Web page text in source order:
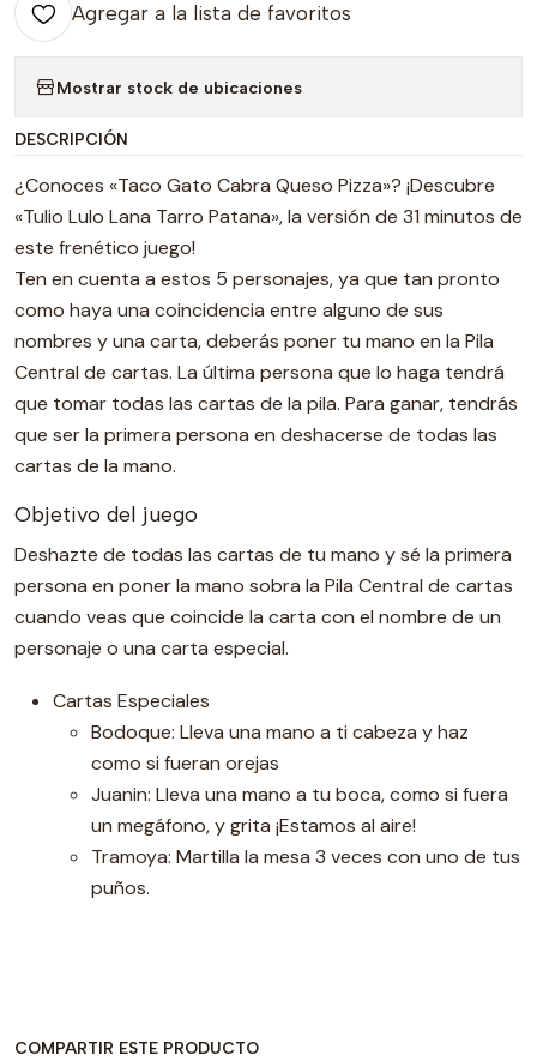
Agregar a la lista de favoritos
Mostrar stock de ubicaciones
DESCRIPCIÓN
¿Conoces «Taco Gato Cabra Queso Pizza»? ¡Descubre
«Tulio Lulo Lana Tarro Patana», la versión de 31 minutos de
este frenético juego!
Ten en cuenta a estos 5 personajes, ya que tan pronto
como haya una coincidencia entre alguno de sus
nombres y una carta, deberás poner tu mano en la Pila
Central de cartas. La última persona que lo haga tendrá
que tomar todas las cartas de la pila. Para ganar, tendrás
que ser la primera persona en deshacerse de todas las
cartas de la mano.
Objetivo del juego
Deshazte de todas las cartas de tu mano y sé la primera
persona en poner la mano sobra la Pila Central de cartas
cuando veas que coincide la carta con el nombre de un
personaje o una carta especial.
Cartas Especiales
Bodoque: Lleva una mano a ti cabeza y haz
como si fueran orejas
Juanin: Lleva una mano a tu boca, como si fuera
un megáfono, y grita ¡Estamos al aire!
Tramoya: Martilla la mesa 3 veces con uno de tus
puños.
COMPARTIR ESTE PRODUCTO